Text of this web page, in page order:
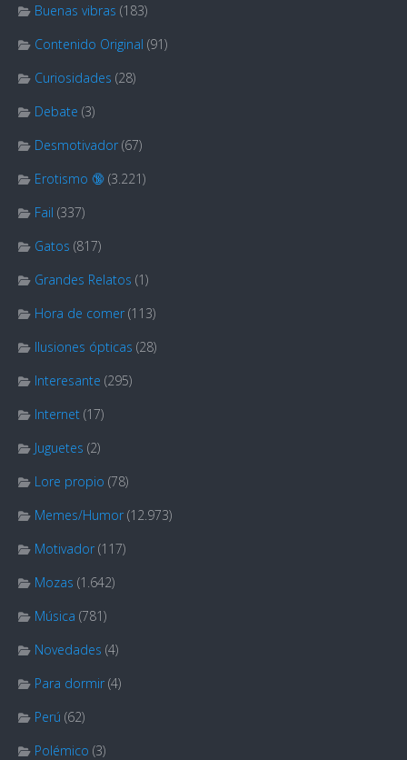
Buenas vibras (183)
Contenido Original (91)
Curiosidades (28)
Debate (3)
Desmotivador (67)
Erotismo 🔞 (3.221)
Fail (337)
Gatos (817)
Grandes Relatos (1)
Hora de comer (113)
Ilusiones ópticas (28)
Interesante (295)
Internet (17)
Juguetes (2)
Lore propio (78)
Memes/Humor (12.973)
Motivador (117)
Mozas (1.642)
Música (781)
Novedades (4)
Para dormir (4)
Perú (62)
Polémico (3)